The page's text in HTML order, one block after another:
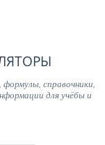
справочники,
для учёбы и